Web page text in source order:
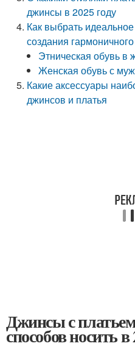
джинсы в 2025 году
Как выбрать
создания
Этническая обувь в
Женская обувь с
Какие аксессуары
джинсов и платья
Джинсы с
способов носить в